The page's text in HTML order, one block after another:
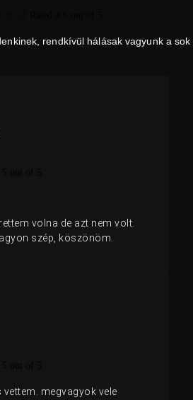
rendkívül hálásak vagyunk a
volna de azt nem volt.
szép, köszönöm.
vettem. megvagyok vele